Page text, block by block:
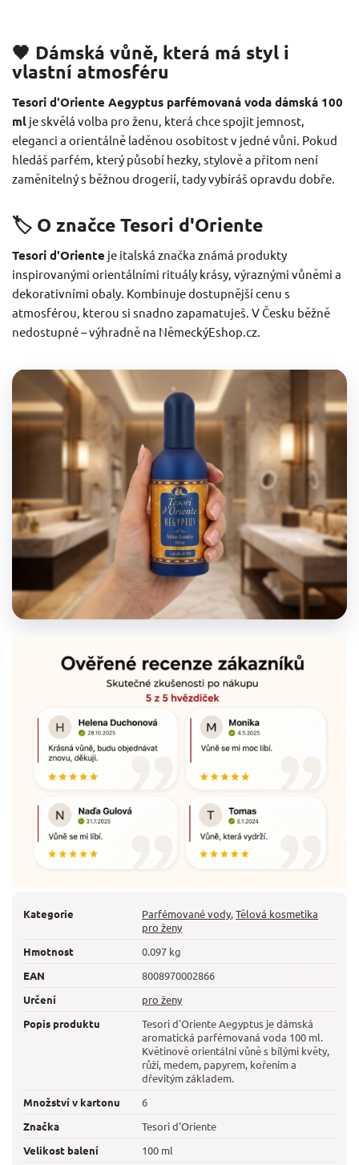
🖤 Dámská vůně, která má styl i
vlastní atmosféru
Tesori d'Oriente Aegyptus parfémovaná voda dámská 100
ml je skvělá volba pro ženu, která chce spojit jemnost,
eleganci a orientálně laděnou osobitost v jedné vůni. Pokud
hledáš parfém, který působí hezky, stylově a přitom není
zaměnitelný s běžnou drogerií, tady vybíráš opravdu dobře.
🏷️ O značce Tesori d'Oriente
Tesori d'Oriente je italská značka známá produkty
inspirovanými orientálními rituály krásy, výraznými vůněmi a
dekorativními obaly. Kombinuje dostupnější cenu s
atmosférou, kterou si snadno zapamatuješ. V Česku běžně
nedostupné – výhradně na NěmeckýEshop.cz.
Kategorie Parfémované vody,Tělová kosmetika
pro ženy
Hmotnost
0.097 kg
EAN
8008970002866
Určení
pro ženy
Popis produktu
Tesori d'Oriente Aegyptus je dámská
aromatická parfémovaná voda 100 ml.
Květinově orientální vůně s bílými květy,
růží, medem, papyrem, kořením a
dřevitým základem.
Množství v kartonu
6
Značka
Tesori d'Oriente
Velikost balení
100 ml